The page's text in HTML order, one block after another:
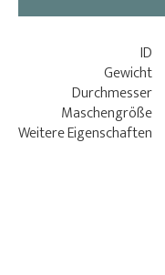
ID
Gewicht
Durchmesser
Maschengröße
Weitere Eigenschaften